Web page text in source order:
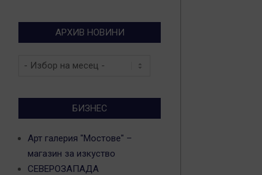
АРХИВ НОВИНИ
Архив
БИЗНЕС
Арт галерия "Мостове" –
магазин за изкуство
СЕВЕРОЗАПАДА